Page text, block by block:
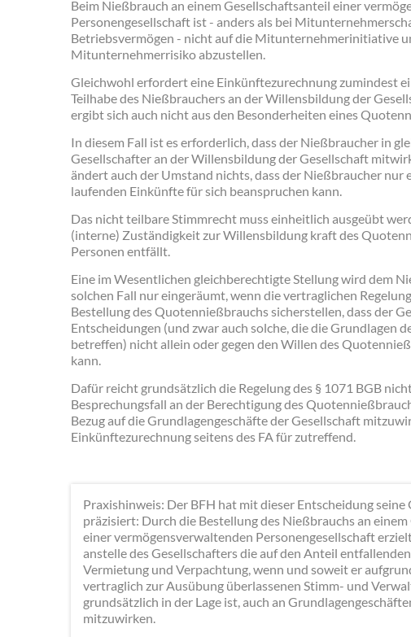
Beim Nießbrauch an einem Gesellschaftsanteil einer
Personengesellschaft ist - anders als bei
Betriebsvermögen - nicht auf die Mitunternehmerinitiative
Mitunternehmerrisiko abzustellen.
Gleichwohl erfordert eine Einkünftezurechnung zumindest
Teilhabe des Nießbrauchers an der Willensbildung der
ergibt sich auch nicht aus den Besonderheiten eines
In diesem Fall ist es erforderlich, dass der Nießbraucher in
Gesellschafter an der Willensbildung der Gesellschaft
ändert auch der Umstand nichts, dass der Nießbraucher nur
laufenden Einkünfte für sich beanspruchen kann.
Das nicht teilbare Stimmrecht muss einheitlich ausgeübt
(interne) Zuständigkeit zur Willensbildung kraft des
Personen entfällt.
Eine im Wesentlichen gleichberechtigte Stellung wird dem
solchen Fall nur eingeräumt, wenn die vertraglichen
Bestellung des Quotennießbrauchs sicherstellen, dass der
Entscheidungen (und zwar auch solche, die die Grundlagen
betreffen) nicht allein oder gegen den Willen des
kann.
Dafür reicht grundsätzlich die Regelung des § 1071 BGB
Besprechungsfall an der Berechtigung des
Bezug auf die Grundlagengeschäfte der Gesellschaft
Einkünftezurechnung seitens des FA für zutreffend.
Praxishinweis: Der BFH hat mit dieser Entscheidung
präzisiert: Durch die Bestellung des Nießbrauchs an
einer vermögensverwaltenden Personengesellschaft
anstelle des Gesellschafters die auf den Anteil
Vermietung und Verpachtung, wenn und soweit er
vertraglich zur Ausübung überlassenen Stimm- und
grundsätzlich in der Lage ist, auch an
mitzuwirken.